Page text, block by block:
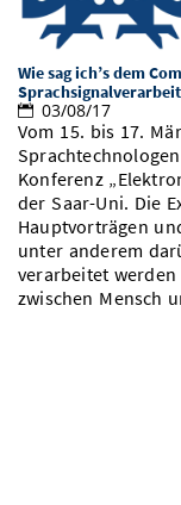
Vom
Study
Bibliothek
Open Science/
Start-ups
IT-
Ranking
Zahlen &
Preise,
Kontakt
SIC
SIC Podcast
Termine,
Alumni
Wie sag ich’s dem
03/08/17
Vom 15. bis 17.
Konferenz
der Saar-Uni. Die
Hauptvorträgen
unter anderem
verarbeitet
zwischen Mensch